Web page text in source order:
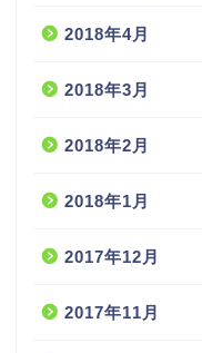
2018年4月
2018年3月
2018年2月
2018年1月
2017年12月
2017年11月